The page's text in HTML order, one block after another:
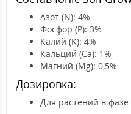
Азот (N): 4%
Фосфор (P): 3%
Калий (K): 4%
Кальций (Ca): 1%
Магний (Mg): 0,5%
Дозировка:
Для растений в